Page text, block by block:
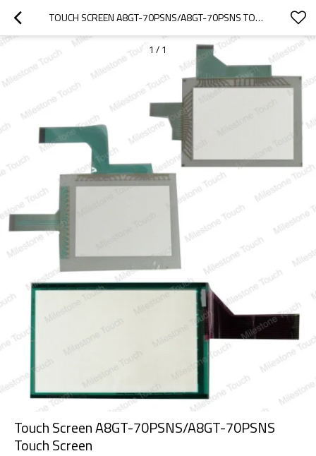
TOUCH SCREEN A8GT-70PSNS/A8GT-70PSNS TOUCH SCREEN
1 / 1
Touch Screen A8GT-70PSNS/A8GT-70PSNS
Touch Screen